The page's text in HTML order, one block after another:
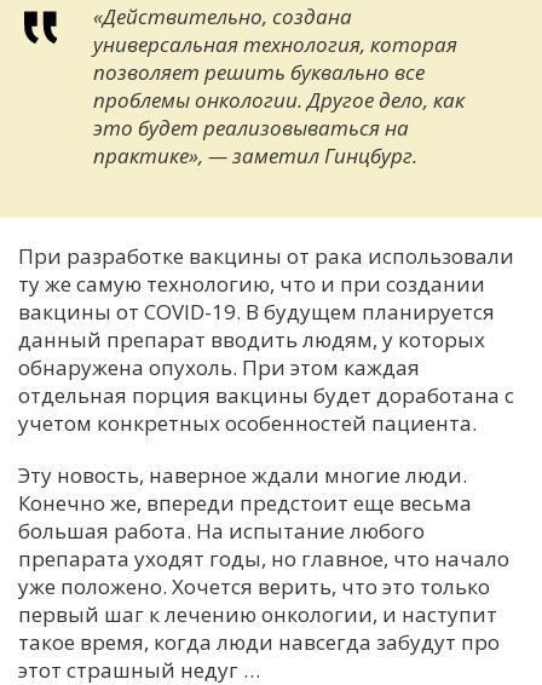
«Действительно, создана
универсальная технология, которая
позволяет решить буквально все
проблемы онкологии. Другое дело, как
это будет реализовываться на
практике», — заметил Гинцбург.
При разработке вакцины от рака использовали
ту же самую технологию, что и при создании
вакцины от COVID-19. В будущем планируется
данный препарат вводить людям, у которых
обнаружена опухоль. При этом каждая
отдельная порция вакцины будет доработана с
учетом конкретных особенностей пациента.
Эту новость, наверное ждали многие люди.
Конечно же, впереди предстоит еще весьма
большая работа. На испытание любого
препарата уходят годы, но главное, что начало
уже положено. Хочется верить, что это только
первый шаг к лечению онкологии, и наступит
такое время, когда люди навсегда забудут про
этот страшный недуг …